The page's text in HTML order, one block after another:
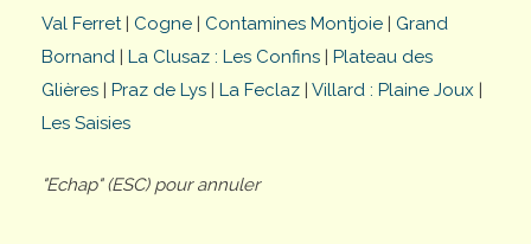
Val Ferret| Cogne | Contamines Montjoie | Grand
Bornand | La Clusaz : Les Confins | Plateau des
Glières | Praz de Lys | La Feclaz | Villard : Plaine Joux |
Les Saisies
"Echap" (ESC) pour annuler